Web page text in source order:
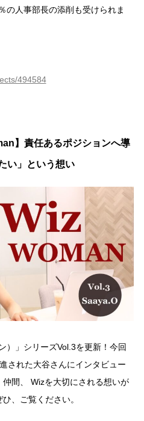
の人事部長の添削も受けられま
494584
】責任あるポジションへ導
い」という想い
）」シリーズVol.3を更新！今回
された大谷さんにインタビュー
間、 Wizを大切にされる想いが
、ご覧ください。